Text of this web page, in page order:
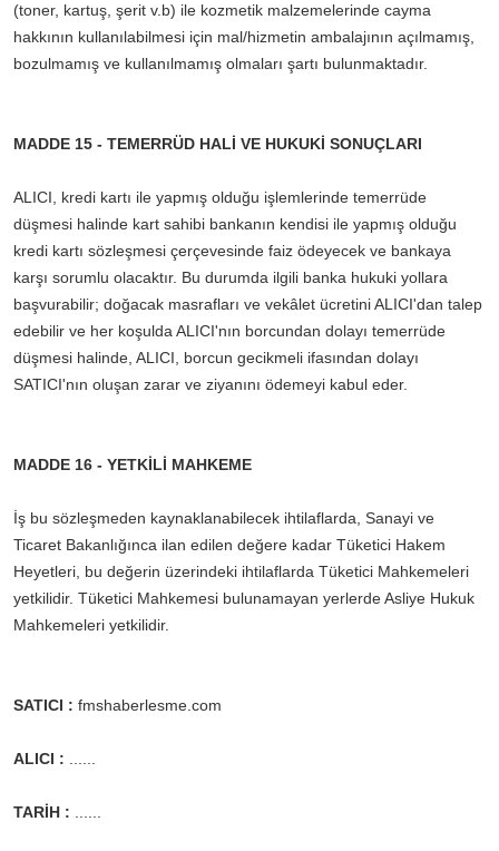
(toner, kartuş, şerit v.b) ile kozmetik malzemelerinde cayma
hakkının kullanılabilmesi için mal/hizmetin ambalajının açılmamış,
bozulmamış ve kullanılmamış olmaları şartı bulunmaktadır.
MADDE 15 - TEMERRÜD HALİ VE HUKUKİ SONUÇLARI
ALICI, kredi kartı ile yapmış olduğu işlemlerinde temerrüde
düşmesi halinde kart sahibi bankanın kendisi ile yapmış olduğu
kredi kartı sözleşmesi çerçevesinde faiz ödeyecek ve bankaya
karşı sorumlu olacaktır. Bu durumda ilgili banka hukuki yollara
başvurabilir; doğacak masrafları ve vekâlet ücretini ALICI'dan talep
edebilir ve her koşulda ALICI'nın borcundan dolayı temerrüde
düşmesi halinde, ALICI, borcun gecikmeli ifasından dolayı
SATICI'nın oluşan zarar ve ziyanını ödemeyi kabul eder.
MADDE 16 - YETKİLİ MAHKEME
İş bu sözleşmeden kaynaklanabilecek ihtilaflarda, Sanayi ve
Ticaret Bakanlığınca ilan edilen değere kadar Tüketici Hakem
Heyetleri, bu değerin üzerindeki ihtilaflarda Tüketici Mahkemeleri
yetkilidir. Tüketici Mahkemesi bulunamayan yerlerde Asliye Hukuk
Mahkemeleri yetkilidir.
SATICI : fmshaberlesme.com
ALICI :
TARİH :